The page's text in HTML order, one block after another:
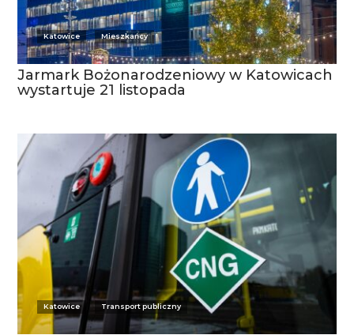
Katowice Mieszkańcy
Jarmark Bożonarodzeniowy w Katowicach
wystartuje 21 listopada
Katowice Transport publiczny